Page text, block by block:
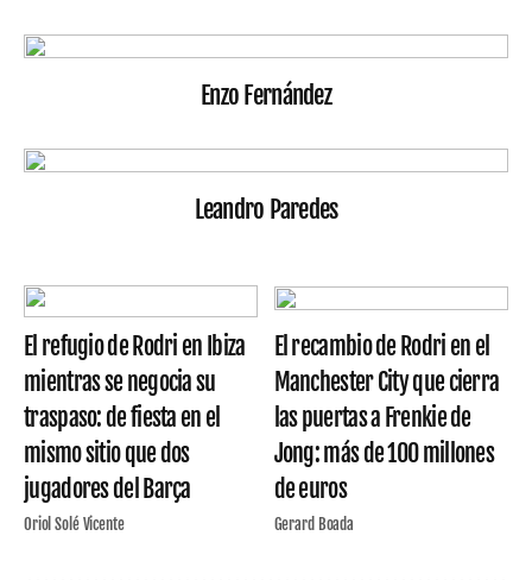
Enzo Fernández
Leandro Paredes
El refugio de Rodri en Ibiza
mientras se negocia su
traspaso: de fiesta en el
mismo sitio que dos
jugadores del Barça
Oriol Solé Vicente
El recambio de Rodri en el
Manchester City que cierra
las puertas a Frenkie de
Jong: más de 100 millones
de euros
Gerard Boada